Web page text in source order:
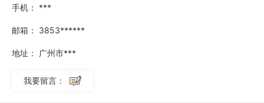
项目，如汽车喷漆、设备维修等。这种广泛的应用范围，不*
为用人单位提供了更多的选择，也为油漆工提供了更多的就业
高效的施工团队。例如，幕墙施工需要专业的班组协作，从设
手机： ***
邮箱： 3853******
地址： 广州市***
我要留言：